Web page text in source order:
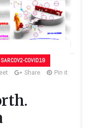
COVID19
Share Pin it